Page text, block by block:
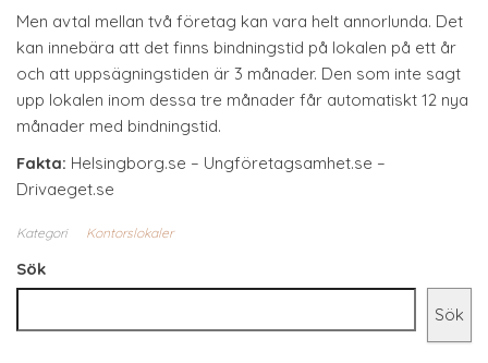
Men avtal mellan två företag kan vara helt annorlunda. Det
kan innebära att det finns bindningstid på lokalen på ett år
och att uppsägningstiden är 3 månader. Den som inte sagt
upp lokalen inom dessa tre månader får automatiskt 12 nya
månader med bindningstid.
Fakta: Helsingborg.se – Ungföretagsamhet.se –
Drivaeget.se
Kategori Kontorslokaler
Sök
Sök